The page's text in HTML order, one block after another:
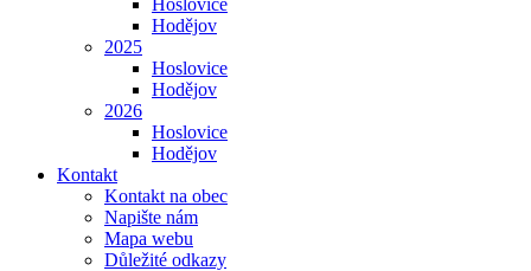
Hoslovice
Hodějov
2025
Hoslovice
Hodějov
2026
Hoslovice
Hodějov
Kontakt
Kontakt na obec
Napište nám
Mapa webu
Důležité odkazy